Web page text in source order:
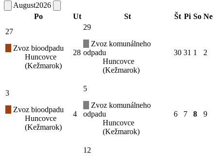
August2026
Po
Ut St Št Pi So Ne
27
Zvoz bioodpadu
Huncovce
(Kežmarok)
28
29
Zvoz komunálneho
odpadu
Huncovce
(Kežmarok)
30 31 1 2
3
Zvoz bioodpadu
Huncovce
(Kežmarok)
4
5
Zvoz komunálneho
odpadu
Huncovce
(Kežmarok)
6 7 8 9
12